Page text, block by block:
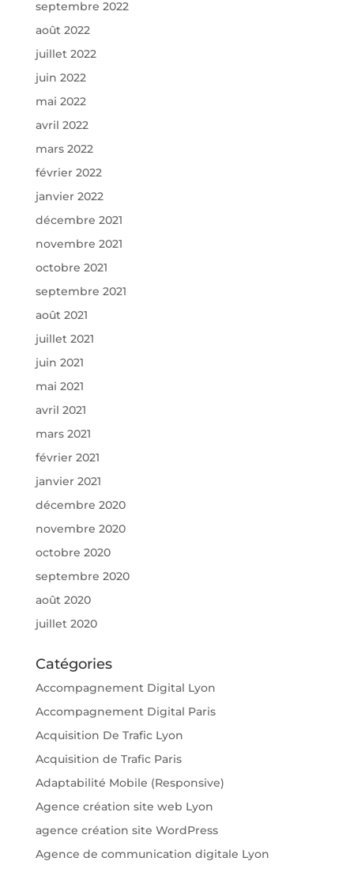
septembre 2022
août 2022
juillet 2022
juin 2022
mai 2022
avril 2022
mars 2022
février 2022
janvier 2022
décembre 2021
novembre 2021
octobre 2021
septembre 2021
août 2021
juillet 2021
juin 2021
mai 2021
avril 2021
mars 2021
février 2021
janvier 2021
décembre 2020
novembre 2020
octobre 2020
septembre 2020
août 2020
juillet 2020
Catégories
Accompagnement Digital Lyon
Accompagnement Digital Paris
Acquisition De Trafic Lyon
Acquisition de Trafic Paris
Adaptabilité Mobile (Responsive)
Agence création site web Lyon
agence création site WordPress
Agence de communication digitale Lyon